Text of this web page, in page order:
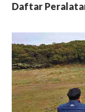
Daftar